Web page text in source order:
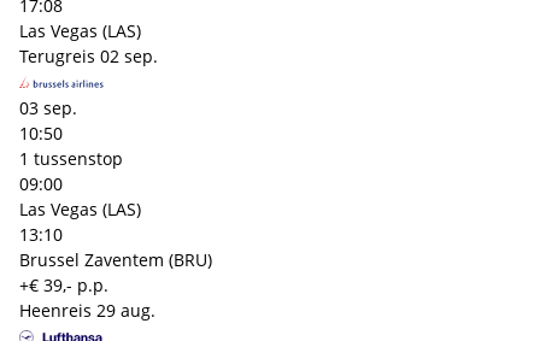
17:08
Las Vegas (LAS)
Terugreis 02 sep.
03 sep.
10:50
1 tussenstop
09:00
Las Vegas (LAS)
13:10
Brussel Zaventem (BRU)
+€ 39,- p.p.
Heenreis 29 aug.